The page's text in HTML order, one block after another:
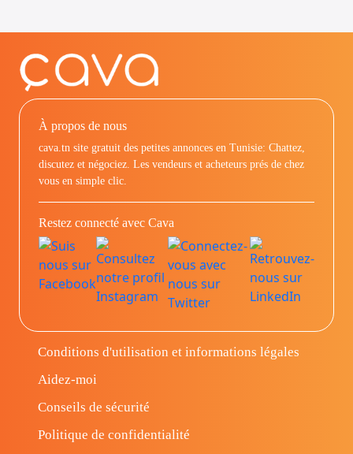
À propos de nous
cava.tn site gratuit des petites annonces en Tunisie: Chattez,
discutez et négociez. Les vendeurs et acheteurs prés de chez
vous en simple clic.
Restez connecté avec Cava
Conditions d'utilisation et informations légales
Aidez-moi
Conseils de sécurité
Politique de confidentialité